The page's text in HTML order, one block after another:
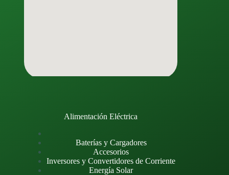
Alimentación Eléctrica
Baterías y Cargadores
Accesorios
Inversores y Convertidores de Corriente
Energía Solar